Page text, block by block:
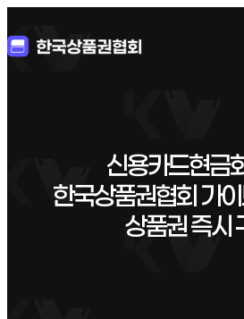
신용카드현금
한국상품권협회 가
상품권 즉시